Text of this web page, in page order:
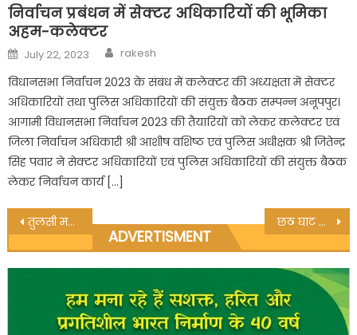
निर्वाचन प्रबंधन में सेक्टर अधिकारियों की भूमिका
अहम-कलेक्टर
Posted
on
July 22, 2023 Author
rakesh
विधानसभा निर्वाचन 2023 के संबंध में कलेक्टर की अध्यक्षता में सेक्टर
अधिकारियों तथा पुलिस अधिकारियों की संयुक्त बैठक सम्पन्न अनूपपुर।
आगामी विधानसभा निर्वाचन 2023 की तैयारियों को लेकर कलेक्टर एवं
जिला निर्वाचन अधिकारी श्री आशीष वशिष्ठ एवं पुलिस अधीक्षक श्री जितेन्द्र
सिंह पवार ने सेक्टर अधिकारियों एवं पुलिस अधिकारियों की संयुक्त बैठक
लेकर निर्वाचन कार्य […]
Post
navigation
तुलसी महाविद्यालय की छात्रा ने किया राष्ट्रीय स्तरीय शतरंज प्रतियोगिता का प्रतिनिधित्व छठ घाट निर्माण का किया गया भूमि पूजन
ADVERTISMENT